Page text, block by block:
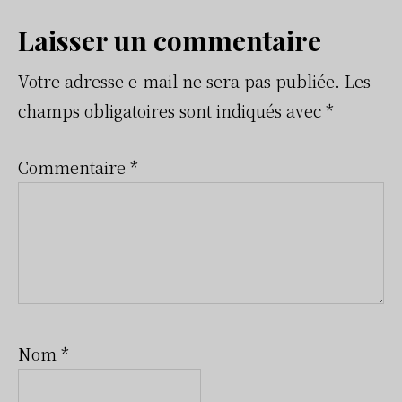
Interactions
du
lecteur
Laisser un commentaire
Votre adresse e-mail ne sera pas publiée. Les
champs obligatoires sont indiqués avec*
Commentaire *
Nom *